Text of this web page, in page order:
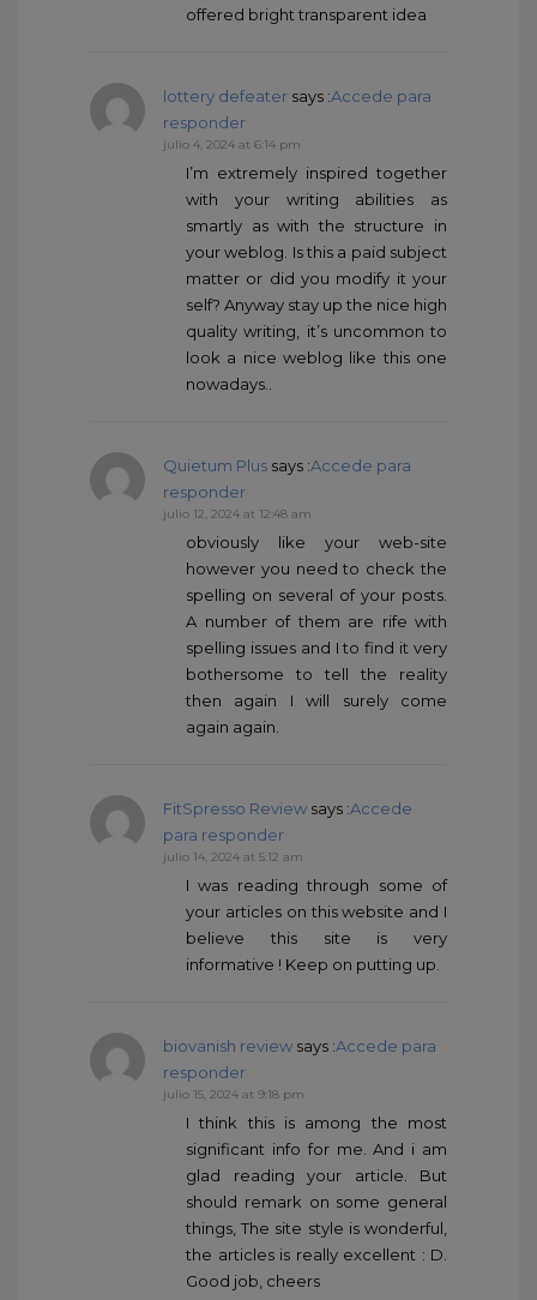
offered bright transparent idea
lottery defeater says :Accede para
responder
julio 4, 2024 at 6:14 pm
I’m extremely inspired together
with your writing abilities as
smartly as with the structure in
your weblog. Is this a paid subject
matter or did you modify it your
self? Anyway stay up the nice high
quality writing, it’s uncommon to
look a nice weblog like this one
nowadays..
Quietum Plus says :Accede para
responder
julio 12, 2024 at 12:48 am
obviously like your web-site
however you need to check the
spelling on several of your posts.
A number of them are rife with
spelling issues and I to find it very
bothersome to tell the reality
then again I will surely come
again again.
FitSpresso Review says :Accede
para responder
julio 14, 2024 at 5:12 am
I was reading through some of
your articles on this website and I
believe this site is very
informative ! Keep on putting up.
biovanish review says :Accede para
responder
julio 15, 2024 at 9:18 pm
I think this is among the most
significant info for me. And i am
glad reading your article. But
should remark on some general
things, The site style is wonderful,
the articles is really excellent : D.
Good job, cheers